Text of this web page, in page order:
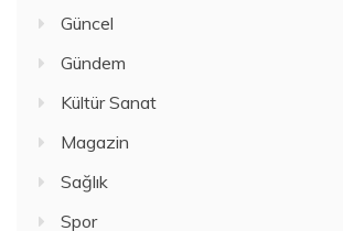
Güncel
Gündem
Kültür Sanat
Magazin
Sağlık
Spor